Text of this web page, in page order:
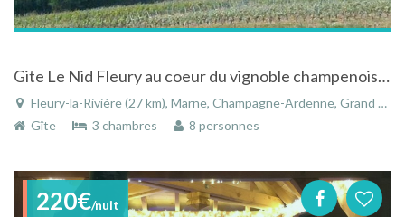
Gite Le Nid Fleury au coeur du vignoble champenois à Fleury-la-Rivière
Fleury-la-Rivière (27 km), Marne, Champagne-Ardenne, Grand Est, France
Gîte
3 chambres 8 personnes
220€/nuit